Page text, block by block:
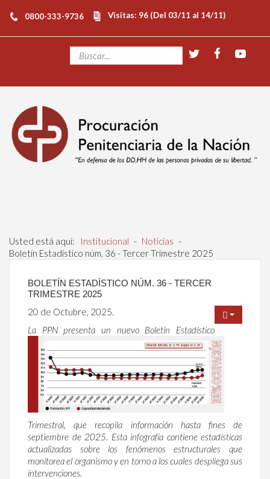
0800-333-9736 Visitas: 96 (Del 03/11 al 14/11)
Usted está aquí: Institucional - Noticias -
Boletín Estadístico núm. 36 - Tercer Trimestre 2025
BOLETÍN ESTADÍSTICO NÚM. 36 - TERCER
TRIMESTRE 2025
20 de Octubre, 2025.
La PPN presenta un nuevo Boletín Estadístico
Trimestral, que recopila información hasta fines de
septiembre de 2025. Esta infografía contiene estadísticas
actualizadas sobre los fenómenos estructurales que
monitorea el organismo y en torno a los cuales despliega sus
intervenciones.